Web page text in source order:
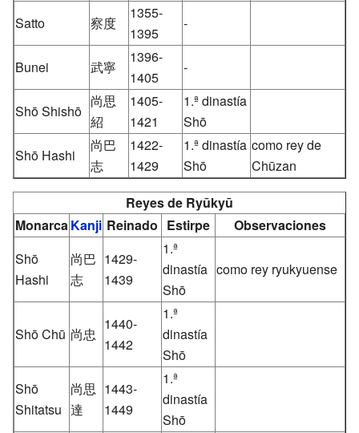
Satto
察度
1355-
1395
-
Bunei 武寧
1396-
1405
-
Shō Shishō
尚思
紹
1405-
1421
1.ª dinastía
Shō
Shō Hashi
尚巴
志
1422-
1429
1.ª dinastía
Shō
como rey de
Chūzan
Reyes de Ryūkyū
MonarcaKanji Reinado Estirpe
Observaciones
Shō
Hashi
尚巴
志
1429-
1439
1.ª
dinastía
Shō
como rey ryukyuense
Shō Chū 尚忠
1440-
1442
1.ª
dinastía
Shō
Shō
Shitatsu
尚思
達
1443-
1449
1.ª
dinastía
Shō